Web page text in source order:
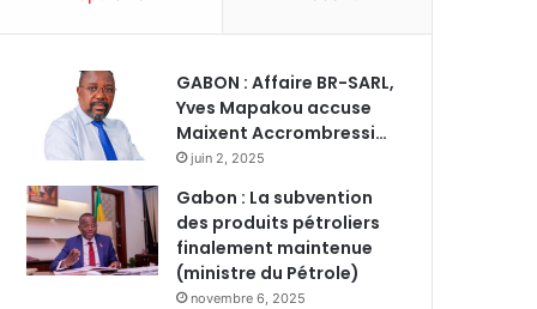
GABON : Affaire BR-SARL,
Yves Mapakou accuse
Maixent Accrombressi…
juin 2, 2025
Gabon : La subvention
des produits pétroliers
finalement maintenue
(ministre du Pétrole)
novembre 6, 2025